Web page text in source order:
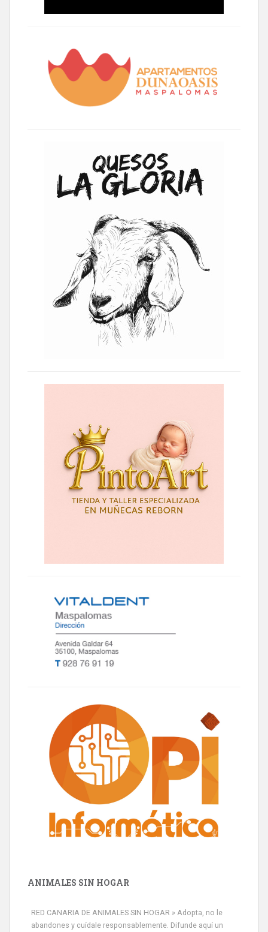
ANIMALES SIN HOGAR
RED CANARIA DE ANIMALES SIN HOGAR » Adopta, no le
abandones y cuídale responsablemente. Difunde aquí un